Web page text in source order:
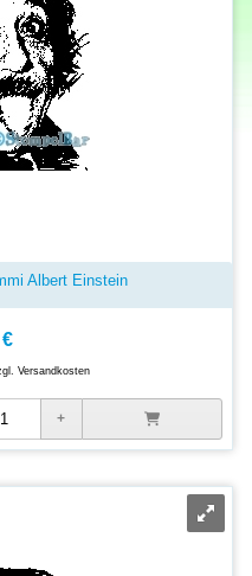
Albert Einstein
Versandkosten